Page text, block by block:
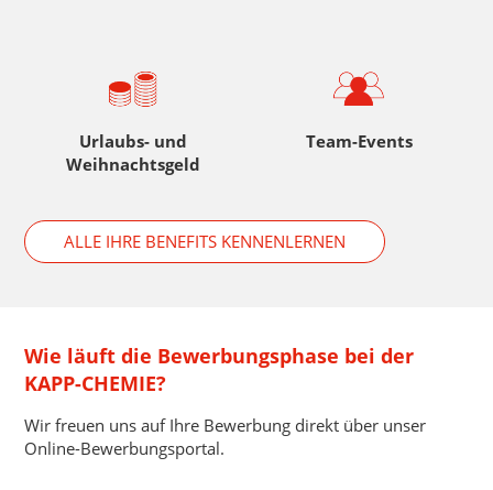
Urlaubs- und
Weihnachtsgeld
Team-Events
ALLE IHRE BENEFITS KENNENLERNEN
Wie läuft die Bewerbungsphase bei der
KAPP-CHEMIE?
Wir freuen uns auf Ihre Bewerbung direkt über unser
Online-Bewerbungsportal.